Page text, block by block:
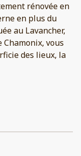
rénovée en
en plus du
au Lavancher,
vous
des lieux, la